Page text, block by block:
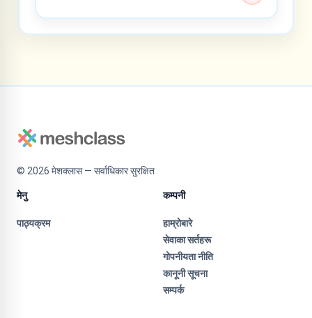
© 2026 मेशक्लास — सर्वाधिकार सुरक्षित
मेनु
पाठ्यक्रम
कम्पनी
हाम्रोबारे
सेवाका सर्तहरू
गोपनीयता नीति
कानूनी सूचना
सम्पर्क